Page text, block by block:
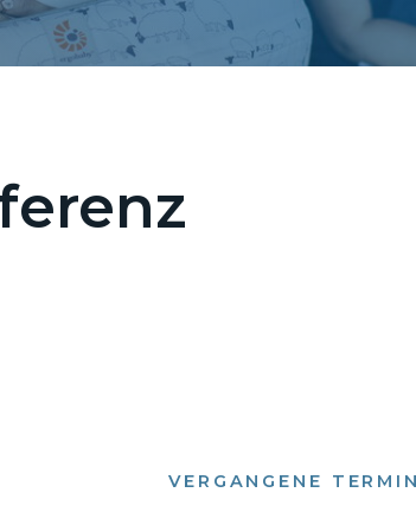
VERGANGENE